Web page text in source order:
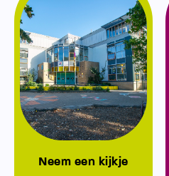
Neem een kijkje